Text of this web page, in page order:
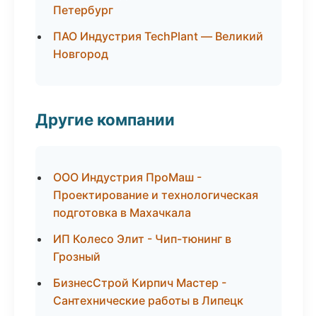
Петербург
ПАО Индустрия TechPlant — Великий
Новгород
Другие компании
ООО Индустрия ПроМаш -
Проектирование и технологическая
подготовка в Махачкала
ИП Колесо Элит - Чип-тюнинг в
Грозный
БизнесСтрой Кирпич Мастер -
Сантехнические работы в Липецк